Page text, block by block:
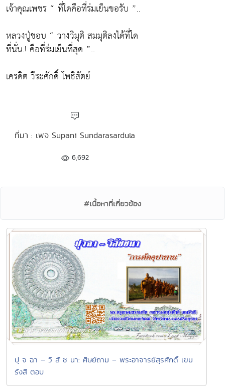
เจ้าคุณเพชร “ ที่ใดคือที่ร่มเย็นขอรับ ”..
หลวงปู่ชอบ “ วางวิมุติ สมมุติลงได้ที่ใด
ที่นั่น.! คือที่ร่มเย็นที่สุด ”..
เครดิต วีระศักดิ์ โพธิสัตย์
ที่มา : เพจ Supani Sundarasardula
6,692
#เนื้อหาที่เกี่ยวข้อง
ปุ จ ฉา – วิ สั ช นา: ศิษย์ถาม – พระอาจารย์สุรศักดิ์ เขม
รังสี ตอบ